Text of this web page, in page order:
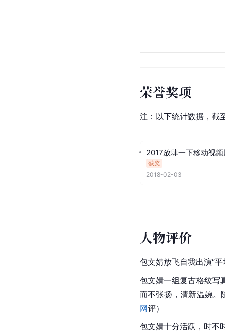
荣誉奖项
注：以下统计数据，截
2017放肆一下移动视
获奖
2018-02-03
人物评价
包文婧放飞自我出演“平
包文婧一组复古格纹写
而不张扬，清新温婉。
网评）
包文婧十分活跃，时不